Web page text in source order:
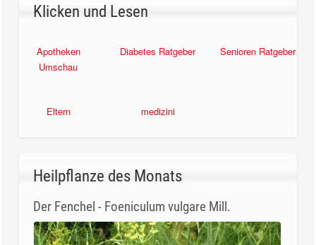
Klicken und Lesen
Apotheken
Umschau
Diabetes Ratgeber Senioren Ratgeber
Eltern medizini
Heilpflanze des Monats
Der Fenchel - Foeniculum vulgare Mill.